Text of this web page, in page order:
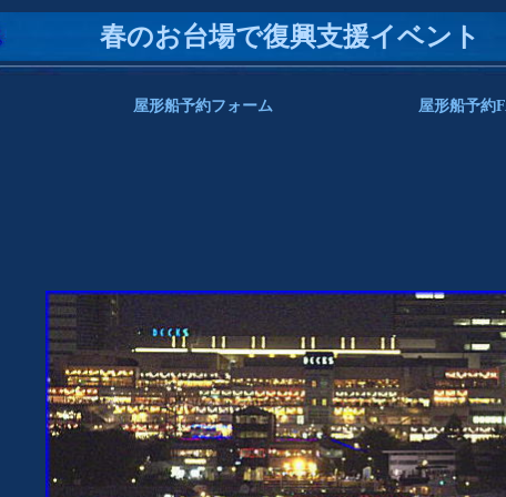
春のお台場で復興支援イベント
屋形船予約フォーム 屋形船予約